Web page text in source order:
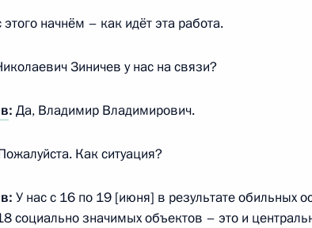
года, 15:25
2019 года, 12:05
о жилищном обеспечении граждан,
в Иркутской области
начнём – как идёт эта работа.
Зиничев у нас на связи?
: Да, Владимир Владимирович.
Как ситуация?
У нас с 16 по 19 [июня] в результате обильных
социально значимых объектов – это и